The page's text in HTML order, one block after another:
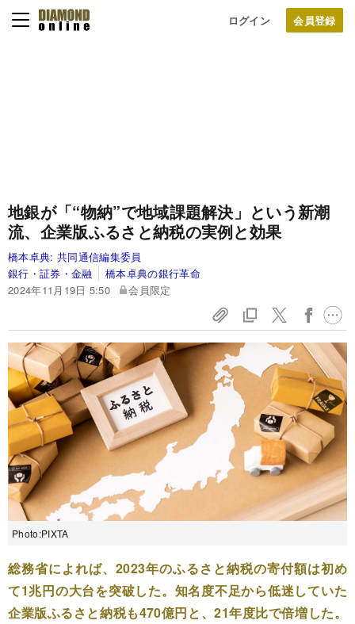
ログイン
地銀が「“物納”で地域課題解決」という新潮
流、企業版ふるさと納税の実例と効果
橋本卓典: 共同通信編集委員
銀行・証券・金融
橋本卓典の銀行革命
2024年11月19日 5:50
会員限定
Photo:PIXTA
総務省によれば、2023年のふるさと納税の寄付額は初め
て1兆円の大台を突破した。知名度不足から低迷していた
企業版ふるさと納税も470億円と、21年度比で倍増した。